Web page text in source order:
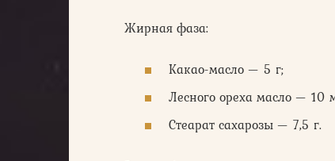
Жирная фаза:
Какао-масло — 5 г;
Лесного ореха масло — 10
Стеарат сахарозы — 7,5 г.